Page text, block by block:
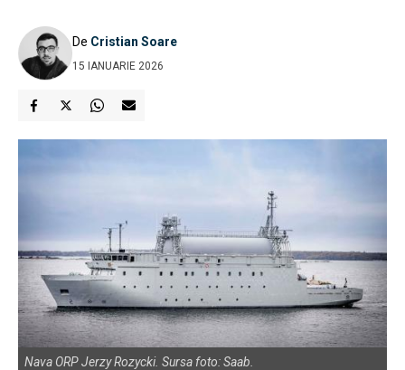
De Cristian Soare
15 IANUARIE 2026
Nava ORP Jerzy Rozycki. Sursa foto: Saab.